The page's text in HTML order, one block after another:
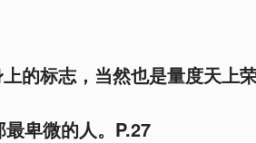
的标志，当然也是量度天上
卑微的人。P.27